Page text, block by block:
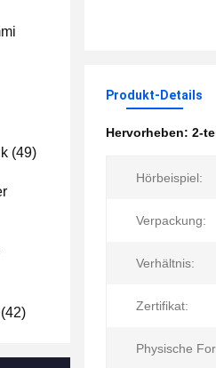
(49)
(42)
Produkt-Details
Hervorheben: 2-
Hörbeispiel:
Verpackung:
Verhältnis:
Zertifikat:
Physische